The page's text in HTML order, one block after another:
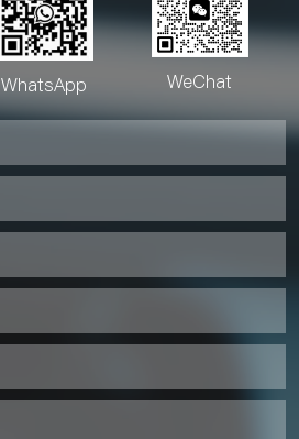
WhatsApp WeChat